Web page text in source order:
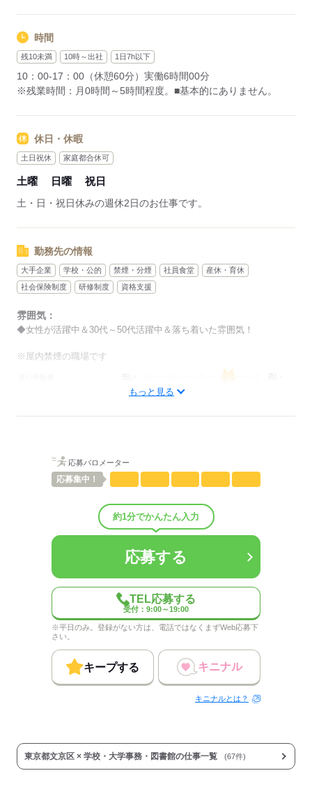
たくさんのお仕事の中からあなたのご希望に合わせて選べます♪
09月、10月スタートのご希望の方も
まずはお気軽にご相談ください☆
時間
残10未満 10時～出社 1日7h以下
10：00-17：00（休憩60分）実働6時間00分
※残業時間：月0時間～5時間程度。■基本的にありません。
休日・休暇
土日祝休 家庭都合休可
土曜 日曜 祝日
土・日・祝日休みの週休2日のお仕事です。
勤務先の情報
大手企業 学校・公的 禁煙・分煙 社員食堂
産休・育休
社会保険制度
研修制度 資格支援
雰囲気：
◆女性が活躍中＆30代～50代活躍中＆落ち着いた雰囲気！
※屋内禁煙の職場です
職場の様子 しずか
（男0：女1）
平均年齢45歳
事業内容教育関連
応募する
もっと見る
応募バロメーター
応募集中！
約1分でかんたん入力
応募する
TEL応募する
受付：9:00～19:00
※平日のみ。登録がない方は、電話ではなくまずWeb応募下
さい。
キープする キニナル
キニナルとは？
東京都文京区 × 学校・大学事務・図書館の仕事一覧 (67件)